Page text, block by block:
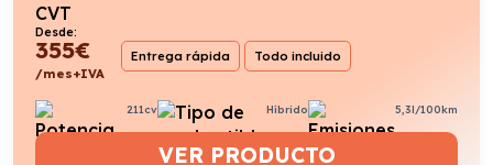
Desde:
355€
/mes+IVA
Entrega rápida Todo incluido
211cv Híbrido 5,3l/100km
VER PRODUCTO